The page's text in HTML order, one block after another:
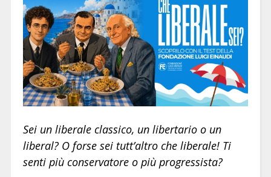
Sei un liberale classico, un libertario o un
liberal? O forse sei tutt’altro che liberale! Ti
senti più conservatore o più progressista?